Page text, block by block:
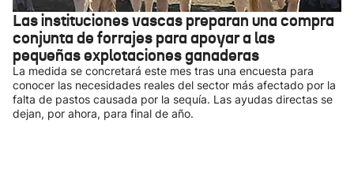
Las instituciones vascas preparan una compra
conjunta de forrajes para apoyar a las
pequeñas explotaciones ganaderas
La medida se concretará este mes tras una encuesta para
conocer las necesidades reales del sector más afectado por la
falta de pastos causada por la sequía. Las ayudas directas se
dejan, por ahora, para final de año.